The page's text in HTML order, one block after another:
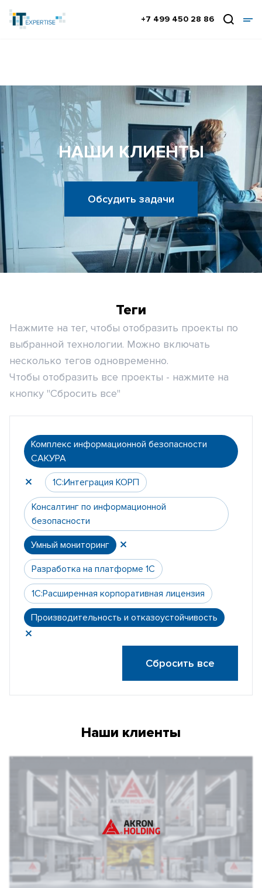
+7 499 450 28 86
НАШИ КЛИЕНТЫ
Обсудить задачи
Теги
Нажмите на тег, чтобы отобразить проекты по
выбранной технологии. Можно включать
несколько тегов одновременно.
Чтобы отобразить все проекты - нажмите на
кнопку "Сбросить все"
Комплекс информационной безопасности
САКУРА
1С:Интеграция КОРП
Консалтинг по информационной
безопасности
Умный мониторинг
Разработка на платформе 1С
1С:Расширенная корпоративная лицензия
Производительность и отказоустойчивость
Сбросить все
Наши клиенты